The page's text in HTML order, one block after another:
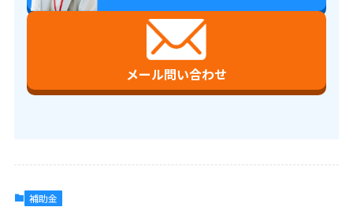
メール問い合わせ
補助金